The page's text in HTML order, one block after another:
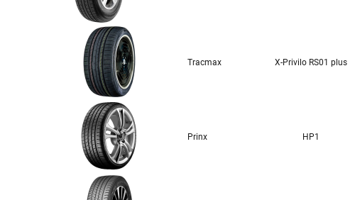
Tracmax X-Privilo RS01 plus
Prinx HP1